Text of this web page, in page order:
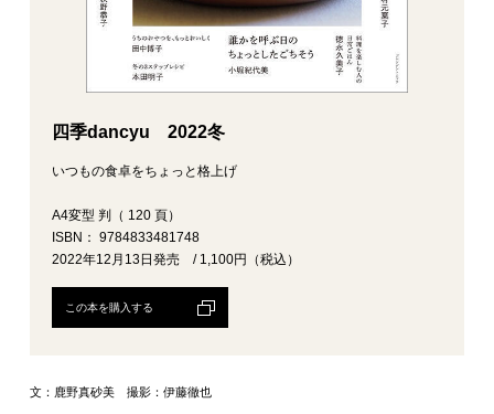
四季dancyu 2022冬
いつもの食卓をちょっと格上げ
A4変型 判（ 120 頁）
ISBN： 9784833481748
2022年12月13日発売 / 1,100円（税込）
この本を購入する
文：鹿野真砂美 撮影：伊藤徹也